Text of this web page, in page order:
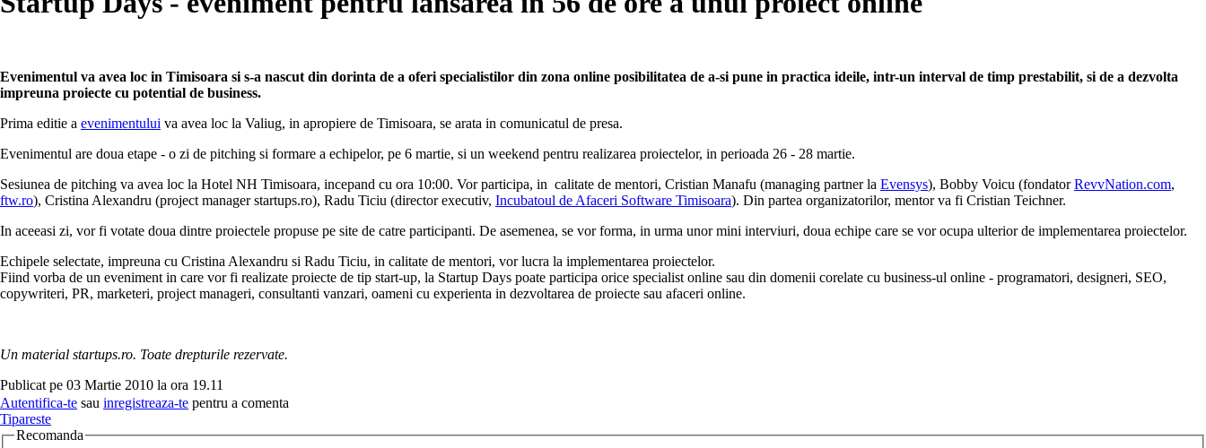
Evenimentul va avea loc in Timisoara si s-a nascut din dorinta de a oferi specialistilor din zona online posibilitatea de a-si pune in practica ideile, intr-un interval de timp prestabilit, si de a dezvolta
impreuna proiecte cu potential de business.
Prima editie a evenimentului va avea loc la Valiug, in apropiere de Timisoara, se arata in comunicatul de presa.
Evenimentul are doua etape - o zi de pitching si formare a echipelor, pe 6 martie, si un weekend pentru realizarea proiectelor, in perioada 26 - 28 martie.
Sesiunea de pitching va avea loc la Hotel NH Timisoara, incepand cu ora 10:00. Vor participa, in calitate de mentori, Cristian Manafu (managing partner la Evensys), Bobby Voicu (fondatorRevvNation.com,
ftw.ro), Cristina Alexandru (project manager startups.ro), Radu Ticiu (director executiv, Incubatoul de Afaceri Software Timisoara). Din partea organizatorilor, mentor va fi Cristian Teichner.
In aceeasi zi, vor fi votate doua dintre proiectele propuse pe site de catre participanti. De asemenea, se vor forma, in urma unor mini interviuri, doua echipe care se vor ocupa ulterior de implementarea proiectelor.
Echipele selectate, impreuna cu Cristina Alexandru si Radu Ticiu, in calitate de mentori, vor lucra la implementarea proiectelor.
Fiind vorba de un eveniment in care vor fi realizate proiecte de tip start-up, la Startup Days poate participa orice specialist online sau din domenii corelate cu business-ul online - programatori, designeri, SEO,
copywriteri, PR, marketeri, project manageri, consultanti vanzari, oameni cu experienta in dezvoltarea de proiecte sau afaceri online.
Un material startups.ro. Toate drepturile rezervate.
Publicat pe 03 Martie 2010 la ora 19.11
Autentifica-te sau inregistreaza-te pentru a comenta
Tipareste
Recomanda